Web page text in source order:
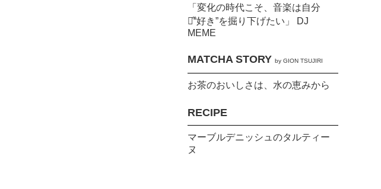
「変化の時代こそ、音楽は自分
の̋“好き”を掘り下げたい」 DJ
MEME
MATCHA STORY by GION TSUJIRI
お茶のおいしさは、水の恵みから
RECIPE
マーブルデニッシュのタルティー
ヌ